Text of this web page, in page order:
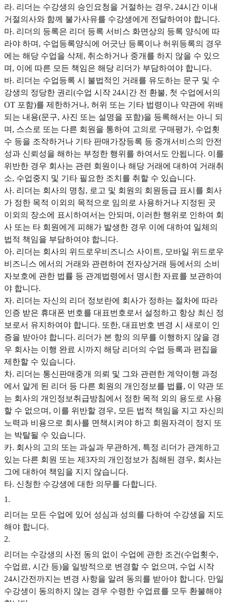
라. 리더는 수강생의 승인요청을 거절하는 경우, 24시간 이내
거절의사와 함께 불가사유를 수강생에게 전달하여야 합니다.
마. 리더의 등록은 리더 등록 서비스 화면상의 등록 양식에 따
라야 하며, 수업등록양식에 어긋난 등록이나 허위등록의 경우
에는 해당 수업을 삭제, 취소하거나 중개를 하지 않을 수 있으
며, 이에 따른 모든 책임은 해당 리더가 부담하여야 합니다.
바. 리더는 수업등록 시 불법적인 거래를 유도하는 문구 및 수
강생의 정당한 권리(수업 시작 24시간 전 환불, 첫 수업에서의
OT 포함)를 제한하거나, 허위 또는 기타 법령이나 약관에 위배
되는 내용(문구, 사진 또는 설명을 포함)을 등록해서는 아니 되
며, 스스로 또는 다른 회원을 통하여 고의로 구매평가, 수업횟
수 등을 조작하거나 기타 판매가장등록 등 중개서비스의 안전
성과 신뢰성을 해하는 부정한 행위를 하여서도 안됩니다. 이를
위반한 경우 회사는 관련 회원이나 해당 거래에 대하여 거래취
소, 수업중지 및 기타 필요한 조치를 취할 수 있습니다.
사. 리더는 회사의 명칭, 로고 및 회원의 회원등급 표시를 회사
가 정한 목적 이외의 목적으로 임의로 사용하거나 지정된 곳
이외의 장소에 표시하여서는 안되며, 이러한 행위로 인하여 회
사 또는 타 회원에게 피해가 발생한 경우 이에 대하여 일체의
법적 책임을 부담하여야 합니다.
아. 리더는 회사의 위드로우비즈니스 사이트, 모바일 위드로우
비즈니스 에서의 거래와 관련하여 전자상거래 등에서의 소비
자보호에 관한 법률 등 관계법령에서 명시한 자료를 보관하여
야 합니다.
자. 리더는 자신의 리더 정보란에 회사가 정하는 절차에 따라
인증 받은 휴대폰 번호를 대표번호로서 설정하고 항상 최신 정
보로서 유지하여야 합니다. 또한, 대표번호 변경 시 새로이 인
증을 받아야 합니다. 리더가 본 항의 의무를 이행하지 않을 경
우 회사는 이행 완료 시까지 해당 리더의 수업 등록과 편집을
제한할 수 있습니다.
차. 리더는 통신판매중개 의뢰 및 그와 관련한 계약이행 과정
에서 알게 된 리더 등 다른 회원의 개인정보를 법률, 이 약관 또
는 회사의 개인정보취급방침에서 정한 목적 외의 용도로 사용
할 수 없으며, 이를 위반할 경우, 모든 법적 책임을 지고 자신의
노력과 비용으로 회사를 면책시켜야 하고 회원자격이 정지 또
는 박탈될 수 있습니다.
카. 회사의 고의 또는 과실과 무관하게, 특정 리더가 관계하고
있는 다른 회원 또는 제3자의 개인정보가 침해된 경우, 회사는
그에 대하여 책임을 지지 않습니다.
타. 신청한 수강생에 대한 의무를 다합니다.
1 .
리더는 모든 수업에 있어 성심과 성의를 다하여 수강생을 지도
해야 합니다.
2.
리더는 수강생의 사전 동의 없이 수업에 관한 조건(수업횟수,
수업료, 시간 등)을 일방적으로 변경할 수 없으며, 수업 시작
24시간전까지는 변경 사항을 알려 동의를 받아야 합니다. 만일
수강생이 동의하지 않는 경우 수령한 수업료를 모두 환불해야